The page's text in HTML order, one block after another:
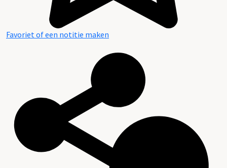
Favoriet of een notitie maken